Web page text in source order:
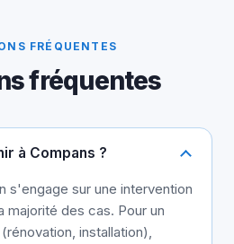
FRÉQUENTES
fréquentes
à Compans ?
s'engage sur une intervention
majorité des cas. Pour un
installation),